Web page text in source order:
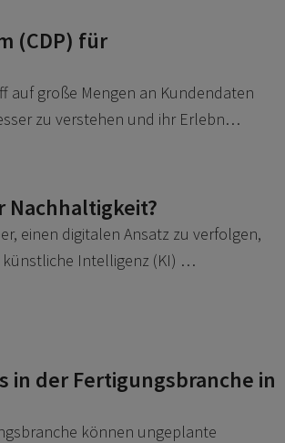
(CDP) für
auf große Mengen an Kundendaten
zu verstehen und ihr Erlebn…
Nachhaltigkeit?
einen digitalen Ansatz zu verfolgen,
künstliche Intelligenz (KI) …
in der Fertigungsbranche in
können ungeplante